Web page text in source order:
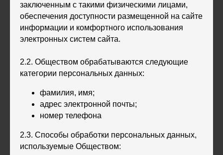
заключенным с такими физическими лицами,
обеспечения доступности размещенной на сайте
информации и комфортного использования
электронных систем сайта.
2.2. Обществом обрабатываются следующие
категории персональных данных:
фамилия, имя;
адрес электронной почты;
номер телефона
2.3. Способы обработки персональных данных,
используемые Обществом: